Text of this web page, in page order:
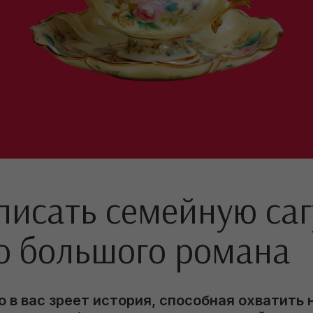
семейную
большого романа
в вас зреет история, способная охватить